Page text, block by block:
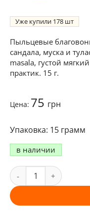
Уже купили 178
Пыльцевые
сандала, муска и
masala, густой
практик. 15 г.
Цена: 75 грн
15 грамм
в наличии